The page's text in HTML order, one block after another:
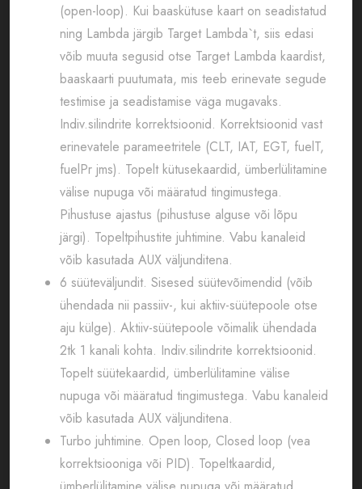
(open-loop). Kui baaskütuse kaart on seadistatud
ning Lambda järgib Target Lambda`t, siis edasi
võib muuta segusid otse Target Lambda kaardist,
baaskaarti puutumata, mis teeb erinevate segude
testimise ja seadistamise väga mugavaks.
Indiv.silindrite korrektsioonid. Korrektsioonid vast
erinevatele parameetritele (CLT, IAT, EGT, fuelT,
fuelPr jms). Topelt kütusekaardid, ümberlülitamine
välise nupuga või määratud tingimustega.
Pihustuse ajastus (pihustuse alguse või lõpu
järgi). Topeltpihustite juhtimine. Vabu kanaleid
võib kasutada AUX väljunditena.
6 süüteväljundit. Sisesed süütevõimendid (võib
ühendada nii passiiv-, kui aktiiv-süütepoole otse
aju külge). Aktiiv-süütepoole võimalik ühendada
2tk 1 kanali kohta. Indiv.silindrite korrektsioonid.
Topelt süütekaardid, ümberlülitamine välise
nupuga või määratud tingimustega. Vabu kanaleid
võib kasutada AUX väljunditena.
Turbo juhtimine. Open loop, Closed loop (vea
korrektsiooniga või PID). Topeltkaardid,